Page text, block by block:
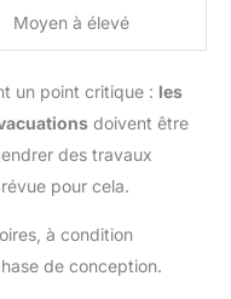
Moyen à élevé
un point critique : les
doivent être
des travaux
pour cela.
à condition
de conception.